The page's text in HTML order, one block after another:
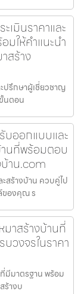
เมินราคาและ
ให้คำแนะนำ
สร้าง
ปรึกษาผู้เชี่ยวชาญ
นตอน
บออกแบบและ
นที่พร้อมตอบ
าน.com
สร้างบ้าน ควบคู่ไป
ของคุณ ร
มาสร้างบ้านที่
วงจรในราคา
มีมาตรฐาน พร้อม
ร้างบ